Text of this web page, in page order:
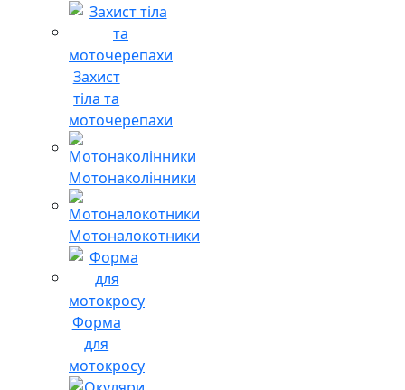
Захист
тіла та
моточерепахи
Мотонаколінники
Мотоналокотники
Форма
для
мотокросу